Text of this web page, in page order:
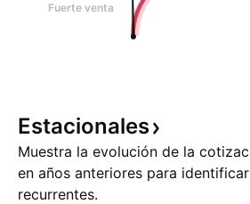
Fuerte venta
Estacionales
Muestra la evolución de la
en años anteriores para
recurrentes.